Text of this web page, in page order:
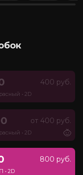
400 руб.
• 2D
от 400 руб.
• 2D
800 руб.
• 2D